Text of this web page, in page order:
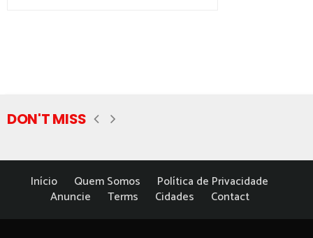
DON'T MISS
Início Quem Somos
Política de Privacidade
Anuncie
Terms Cidades Contact